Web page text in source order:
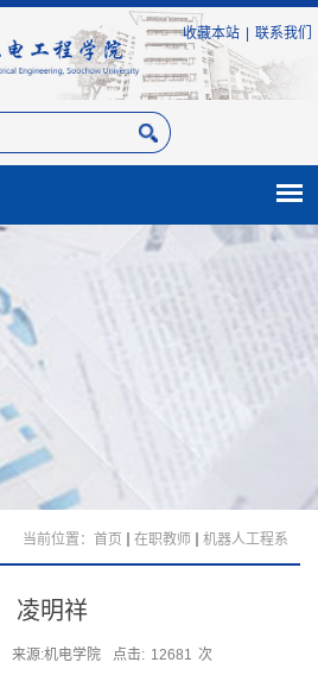
收藏本站 联系我们
当前位置： 首页 在职教师 机器人工程系
凌明祥
来源:机电学院 点击: 12681 次